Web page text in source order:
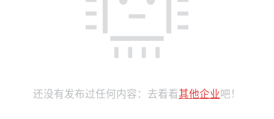
还没有发布过任何内容：去看看其他企业吧！